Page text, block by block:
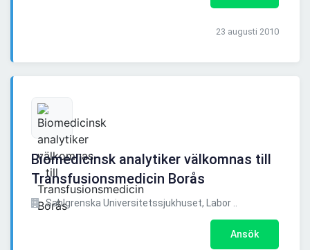
23 augusti 2010
Biomedicinsk analytiker välkomnas till
Transfusionsmedicin Borås
Sahlgrenska Universitetssjukhuset, Labor ..
Ansök